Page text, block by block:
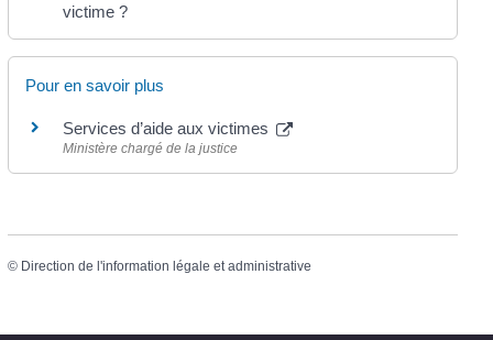
victime ?
Pour en savoir plus
Services d’aide aux victimes
Ministère chargé de la justice
© Direction de l'information légale et administrative